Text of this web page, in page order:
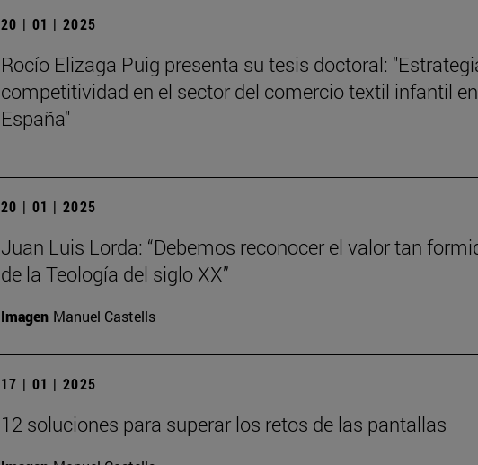
20 | 01 | 2025
Rocío Elizaga Puig presenta su tesis doctoral:
competitividad en el sector del comercio textil infantil en
España"
20 | 01 | 2025
Juan Luis Lorda: “Debemos reconocer el valor tan
de la Teología del siglo XX”
Imagen Manuel Castells
17 | 01 | 2025
12 soluciones para superar los retos de las pantallas